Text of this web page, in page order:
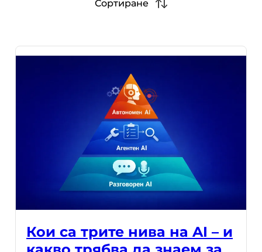
Сортиране
Кои са трите нива на AI – и